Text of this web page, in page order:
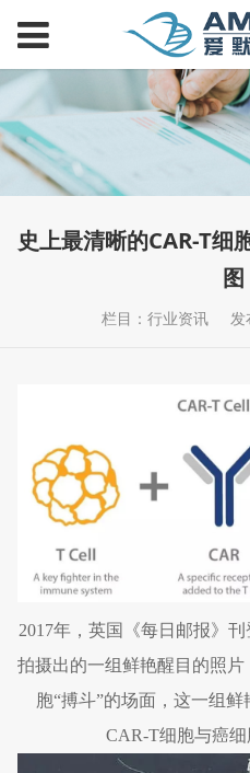
史上最清晰的CAR-T细
图
栏目：行业资讯 发
2017年，英国《每日邮报》
拍摄出的一组鲜艳醒目的照
胞“搏斗”的场面，这一组
CAR-T细胞与癌细